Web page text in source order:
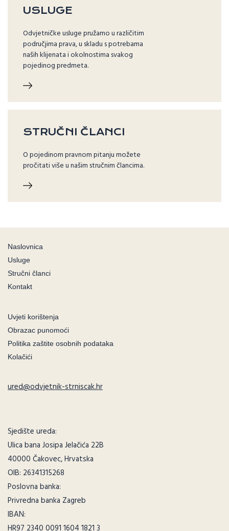
USLUGE
Odvjetničke usluge pružamo u različitim
područjima prava, u skladu s potrebama
naših klijenata i okolnostima svakog
pojedinog predmeta.
STRUČNI ČLANCI
O pojedinom pravnom pitanju možete
pročitati više u našim stručnim člancima.
Naslovnica
Usluge
Stručni članci
Kontakt
Uvjeti korištenja
Obrazac punomoći
Politika zaštite osobnih podataka
Kolačići
ured@odvjetnik-strniscak.hr
Sjedište ureda:
Ulica bana Josipa Jelačića 22B
40000 Čakovec, Hrvatska
OIB: 26341315268
Poslovna banka:
Privredna banka Zagreb
IBAN:
HR97 2340 0091 1604 1821 3